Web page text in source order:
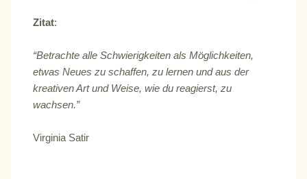
Zitat:
“Betrachte alle Schwierigkeiten als Möglichkeiten,
etwas Neues zu schaffen, zu lernen und aus der
kreativen Art und Weise, wie du reagierst, zu
wachsen.”
Virginia Satir